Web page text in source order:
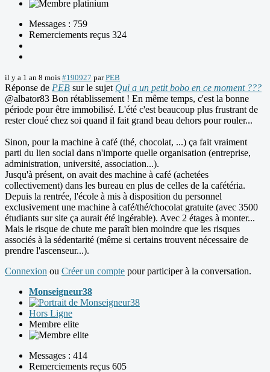
Messages : 759
Remerciements reçus 324
il y a 1 an 8 mois #190927 parPEB
Réponse de PEB sur le sujet Qui a un petit bobo en ce moment ???
@albator83 Bon rétablissement ! En même temps, c'est la bonne
période pour être immobilisé. L'été c'est beaucoup plus frustrant de
rester cloué chez soi quand il fait grand beau dehors pour rouler...
Sinon, pour la machine à café (thé, chocolat, ...) ça fait vraiment
parti du lien social dans n'importe quelle organisation (entreprise,
administration, université, association...).
Jusqu'à présent, on avait des machine à café (achetées
collectivement) dans les bureau en plus de celles de la cafétéria.
Depuis la rentrée, l'école à mis à disposition du personnel
exclusivement une machine à café/thé/chocolat gratuite (avec 3500
étudiants sur site ça aurait été ingérable). Avec 2 étages à monter...
Mais le risque de chute me paraît bien moindre que les risques
associés à la sédentarité (même si certains trouvent nécessaire de
prendre l'ascenseur...).
Connexion ou Créer un compte pour participer à la conversation.
Monseigneur38
Hors Ligne
Membre elite
Messages : 414
Remerciements reçus 605